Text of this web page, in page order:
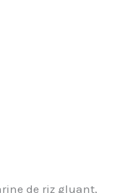
de riz gluant,